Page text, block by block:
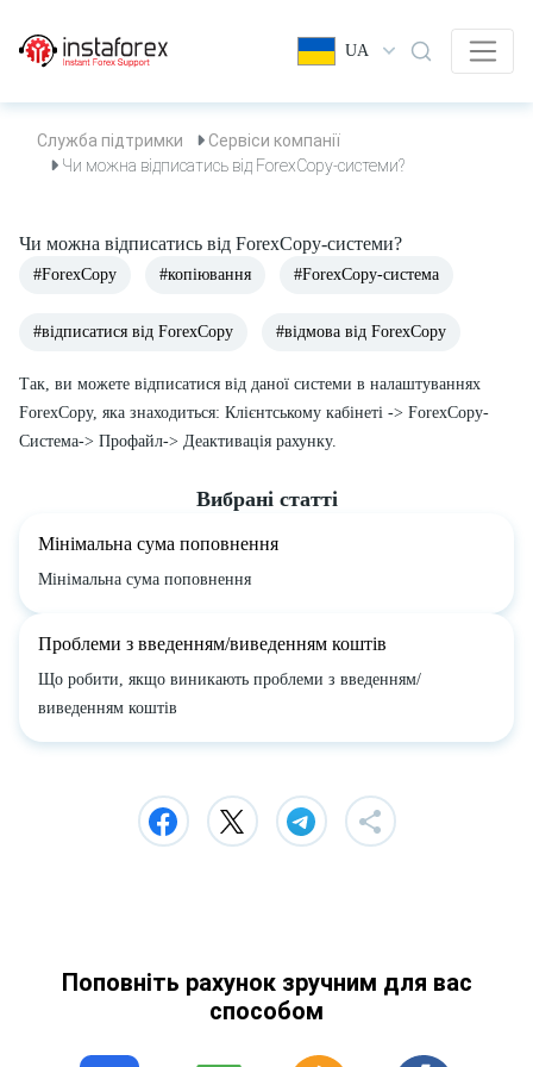
UA
Служба підтримки
Сервіси компанії
Чи можна відписатись від ForexCopy-системи?
Чи можна відписатись від ForexCopy-системи?
#ForexCopy #копіювання #ForexCopy-система
#відписатися від ForexCopy #відмова від ForexCopy
Так, ви можете відписатися від даної системи в налаштуваннях
ForexCopy, яка знаходиться: Клієнтському кабінеті -> ForexCopy-
Система-> Профайл-> Деактивація рахунку.
Вибрані статті
Мінімальна сума поповнення
Мінімальна сума поповнення
Проблеми з введенням/виведенням коштів
Що робити, якщо виникають проблеми з введенням/
виведенням коштів
Поповніть рахунок зручним для вас
способом